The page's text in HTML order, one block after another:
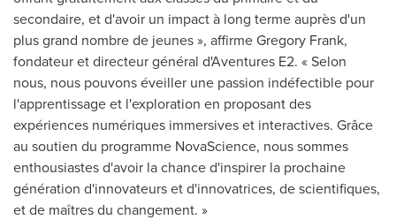
secondaire, et d'avoir un impact à long terme auprès d'un
plus grand nombre de jeunes », affirmeGregory Frank,
fondateur et directeur général d'Aventures E2. « Selon
nous, nous pouvons éveiller une passion indéfectible pour
l'apprentissage et l'exploration en proposant des
expériences numériques immersives et interactives. Grâce
au soutien du programme NovaScience, nous sommes
enthousiastes d'avoir la chance d'inspirer la prochaine
génération d'innovateurs et d'innovatrices, de scientifiques,
et de maîtres du changement. »